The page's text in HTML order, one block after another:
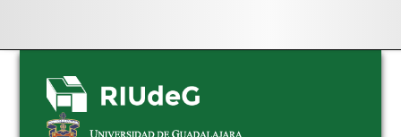
Skip
navigation